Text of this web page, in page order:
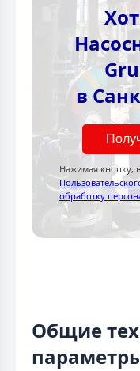
в
Нажимая кнопку,
обработку
Общие